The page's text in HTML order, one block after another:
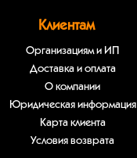
Клиентам
Организациям и ИП
Доставка и оплата
О компании
Юридическая информация
Карта клиента
Условия возврата